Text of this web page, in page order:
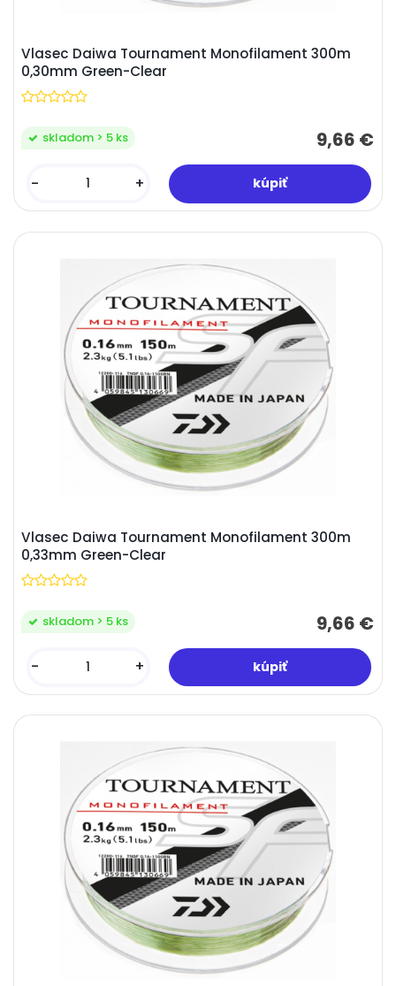
Vlasec Daiwa Tournament Monofilament 300m
0,30mm Green-Clear
9,66 €
skladom > 5 ks
- +
Vlasec Daiwa Tournament Monofilament 300m
0,33mm Green-Clear
9,66 €
skladom > 5 ks
- +